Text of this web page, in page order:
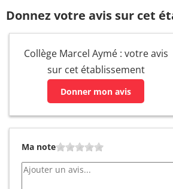
Donnez votre avis sur cet
Collège Marcel Aymé : votre avis
sur cet établissement
Donner mon avis
Ma note